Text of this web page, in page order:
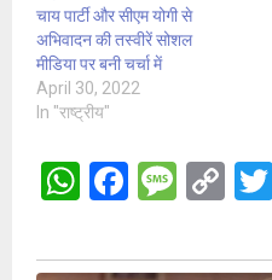
चाय पार्टी और सीएम योगी से
अभिवादन की तस्वीरें सोशल
मीडिया पर बनी चर्चा में
April 30, 2022
In "राष्ट्रीय"
W
at
F
ce
M
s
C
py